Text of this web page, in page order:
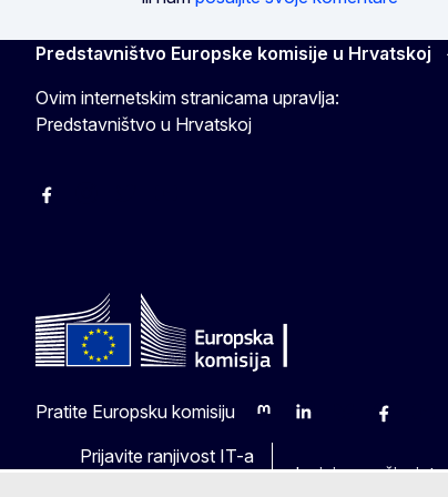
Predstavništvo Europske komisije u Hrvatskoj
Ovim internetskim stranicama upravlja:
Predstavništvo u Hrvatskoj
Facebook
Pratite Europsku komisiju
MastodonLinkedInBlueskyFacebook
Prijavite ranjivost IT-a
Jezici na našim